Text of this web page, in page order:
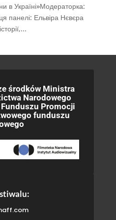
в Україні»Модераторка:
панелі: Ельвіра Нєвєра
środków Ministra
Narodowego
Promocji
funduszu